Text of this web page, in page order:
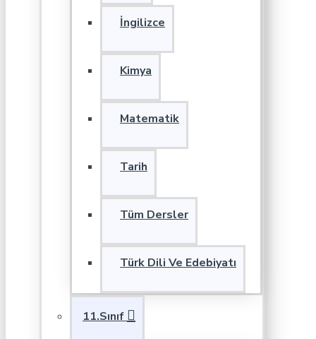
İngilizce
Kimya
Matematik
Tarih
Tüm Dersler
Türk Dili Ve Edebiyatı
11.Sınıf